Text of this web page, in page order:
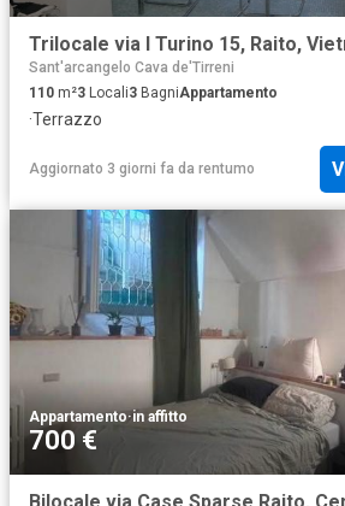
Trilocale via I Turino 15, Raito,
Sant'arcangelo Cava de'Tirreni
110 m²3 Locali3 BagniAppartamento
·Terrazzo
Aggiornato 3 giorni fa da rentumo
Appartamento·in affitto
700 €